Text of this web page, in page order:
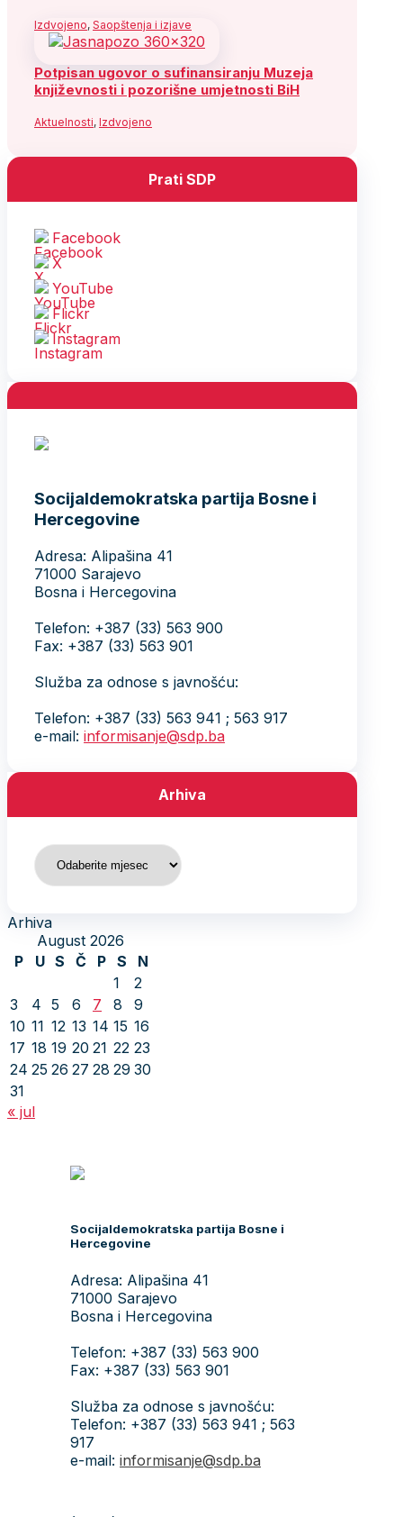
Izdvojeno, Saopštenja i izjave
Potpisan ugovor o sufinansiranju Muzeja
književnosti i pozorišne umjetnosti BiH
Aktuelnosti, Izdvojeno
Prati SDP
Facebook
X
YouTube
Flickr
Instagram
Socijaldemokratska partija Bosne i
Hercegovine
Adresa: Alipašina 41
71000 Sarajevo
Bosna i Hercegovina
Telefon: +387 (33) 563 900
Fax: +387 (33) 563 901
Služba za odnose s javnošću:
Telefon: +387 (33) 563 941 ; 563 917
e-mail: informisanje@sdp.ba
Arhiva
Arhiva
Arhiva
August 2026
P
U S Č P S
N
1
2
3
4 5 6 7 8
9
10 11 12 13 14 15 16
17 18 19 20 21 22 23
24 25 26 27 28 29 30
31
« jul
Socijaldemokratska partija Bosne i
Hercegovine
Adresa: Alipašina 41
71000 Sarajevo
Bosna i Hercegovina
Telefon: +387 (33) 563 900
Fax: +387 (33) 563 901
Služba za odnose s javnošću:
Telefon: +387 (33) 563 941 ; 563
917
e-mail: informisanje@sdp.ba